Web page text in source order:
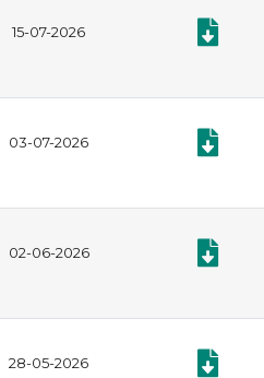
15-07-2026
03-07-2026
02-06-2026
28-05-2026